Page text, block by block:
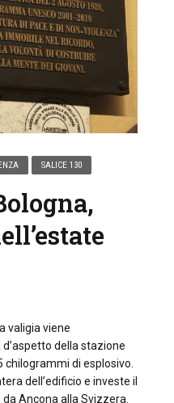
SALICE 130
valigia viene
della stazione
chilogrammi di esplosivo.
dell’edificio e investe il
Ancona alla Svizzera.